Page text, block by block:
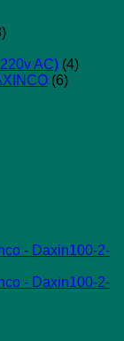
AC) (4)
(6)